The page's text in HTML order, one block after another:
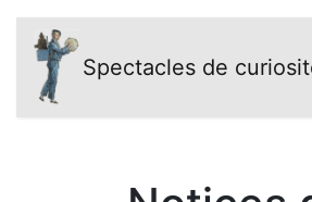
Spectacles de